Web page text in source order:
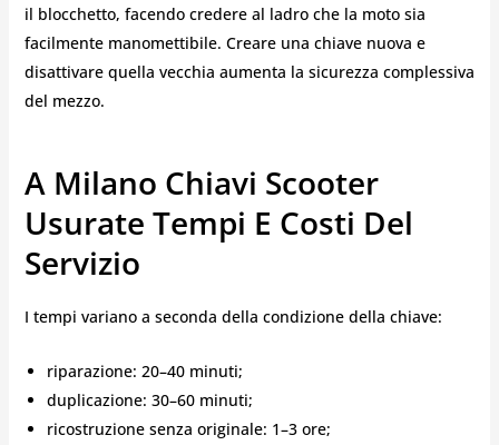
il blocchetto, facendo credere al ladro che la moto sia
facilmente manomettibile. Creare una chiave nuova e
disattivare quella vecchia aumenta la sicurezza complessiva
del mezzo.
A Milano Chiavi Scooter
Usurate Tempi E Costi Del
Servizio
I tempi variano a seconda della condizione della chiave:
riparazione: 20–40 minuti;
duplicazione: 30–60 minuti;
ricostruzione senza originale: 1–3 ore;